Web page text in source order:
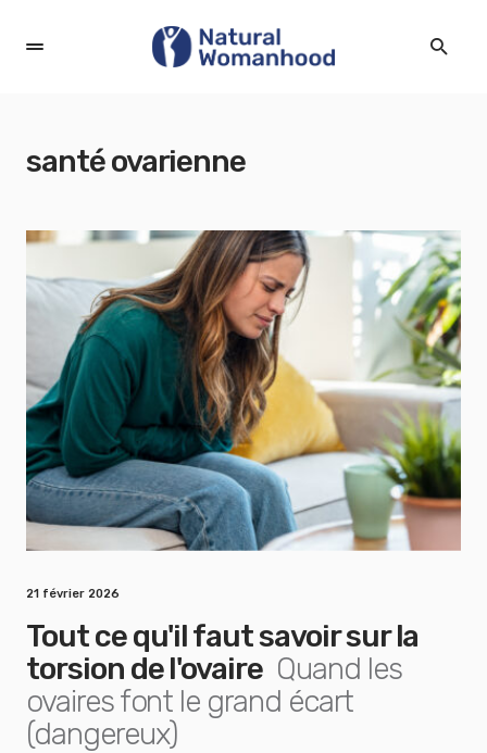
santé ovarienne
21 février 2026
Tout ce qu'il faut savoir sur la
torsion de l'ovaire Quand les
ovaires font le grand écart
(dangereux)